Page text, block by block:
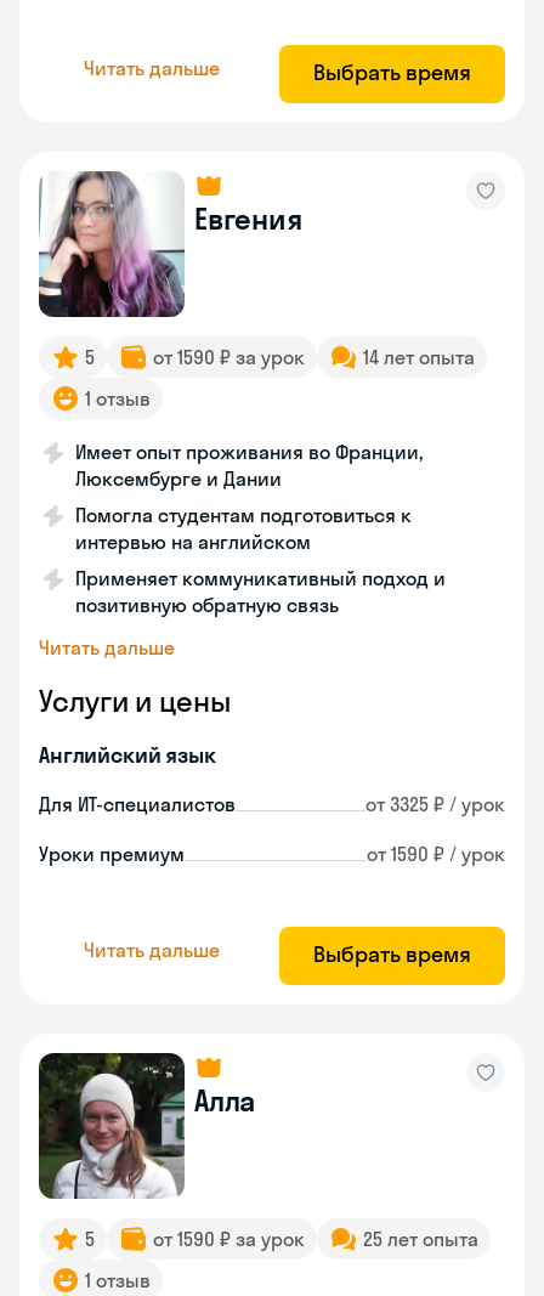
Читать дальше Выбрать время
Евгения
5 от 1590 ₽ за урок
14 лет опыта
1 отзыв
Имеет опыт проживания во Франции,
Люксембурге и Дании
Помогла студентам подготовиться к
интервью на английском
Применяет коммуникативный подход и
позитивную обратную связь
Читать дальше
Услуги и цены
Английский язык
Для ИТ-специалистов от 3325 ₽ / урок
Уроки премиум от 1590 ₽ / урок
Читать дальше Выбрать время
Алла
5 от 1590 ₽ за урок
25 лет опыта
1 отзыв